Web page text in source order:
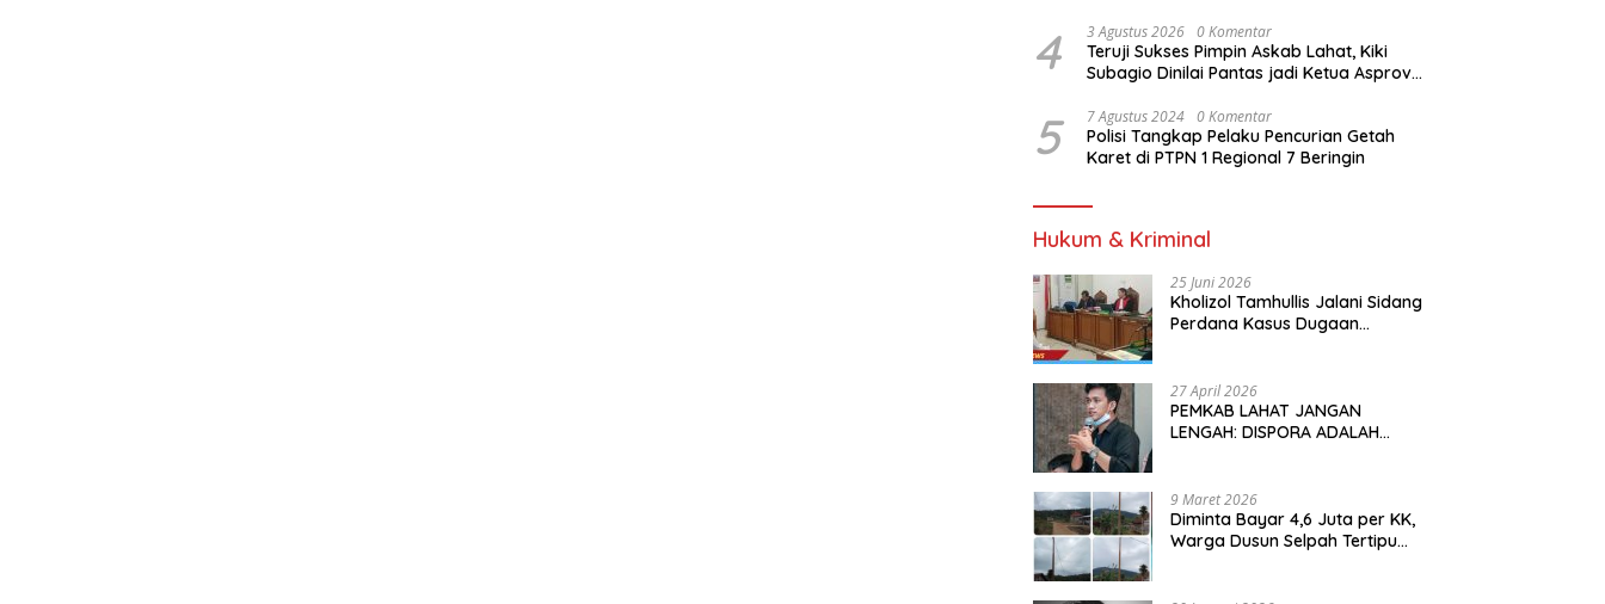
4 3 Agustus 2026 0 Komentar
Teruji Sukses Pimpin Askab Lahat, Kiki
Subagio Dinilai Pantas jadi Ketua Asprov
5 7 Agustus 2024 0 Komentar
Polisi Tangkap Pelaku Pencurian Getah
Karet di PTPN 1 Regional 7 Beringin
Hukum & Kriminal
25 Juni 2026
Kholizol Tamhullis Jalani Sidang
Perdana Kasus Dugaan
27 April 2026
PEMKAB LAHAT JANGAN
LENGAH: DISPORA ADALAH
9 Maret 2026
Diminta Bayar 4,6 Juta per KK,
Warga Dusun Selpah Tertipu